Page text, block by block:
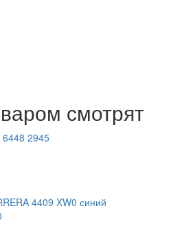
смотрят
2945
4409 XW0 синий